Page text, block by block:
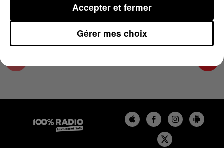
Gérer mes choix
Accepter et fermer